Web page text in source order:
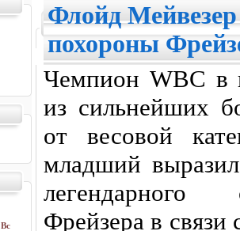
Вс
Флойд Мейвезер
похороны
Чемпион WBC в
из сильнейших
от весовой
младший
легендарного
Фрейзера в связи